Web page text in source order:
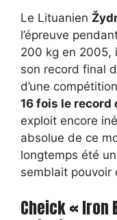
Le Lituanien
l’épreuve
200 kg en 2005,
son record final
d’une
16 fois le record
exploit encore
absolue de ce
longtemps été
semblait pouvoir
Cheick « Iron